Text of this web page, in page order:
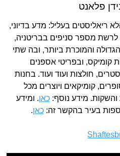
ריאליסטים בעליל: מדע בדיוני,
לרשת מספר סניפים בבריטניה,
והמוכרת ביותר, ובה שתי
קומיקס, ובפריטי אספנים
חולצות ועוד ועוד. בחנות
קומיקאים ויוצרים מכל
והשקות. מידע נוסף:כאן. ומידע
בעיר בהקשר זה:כאן.